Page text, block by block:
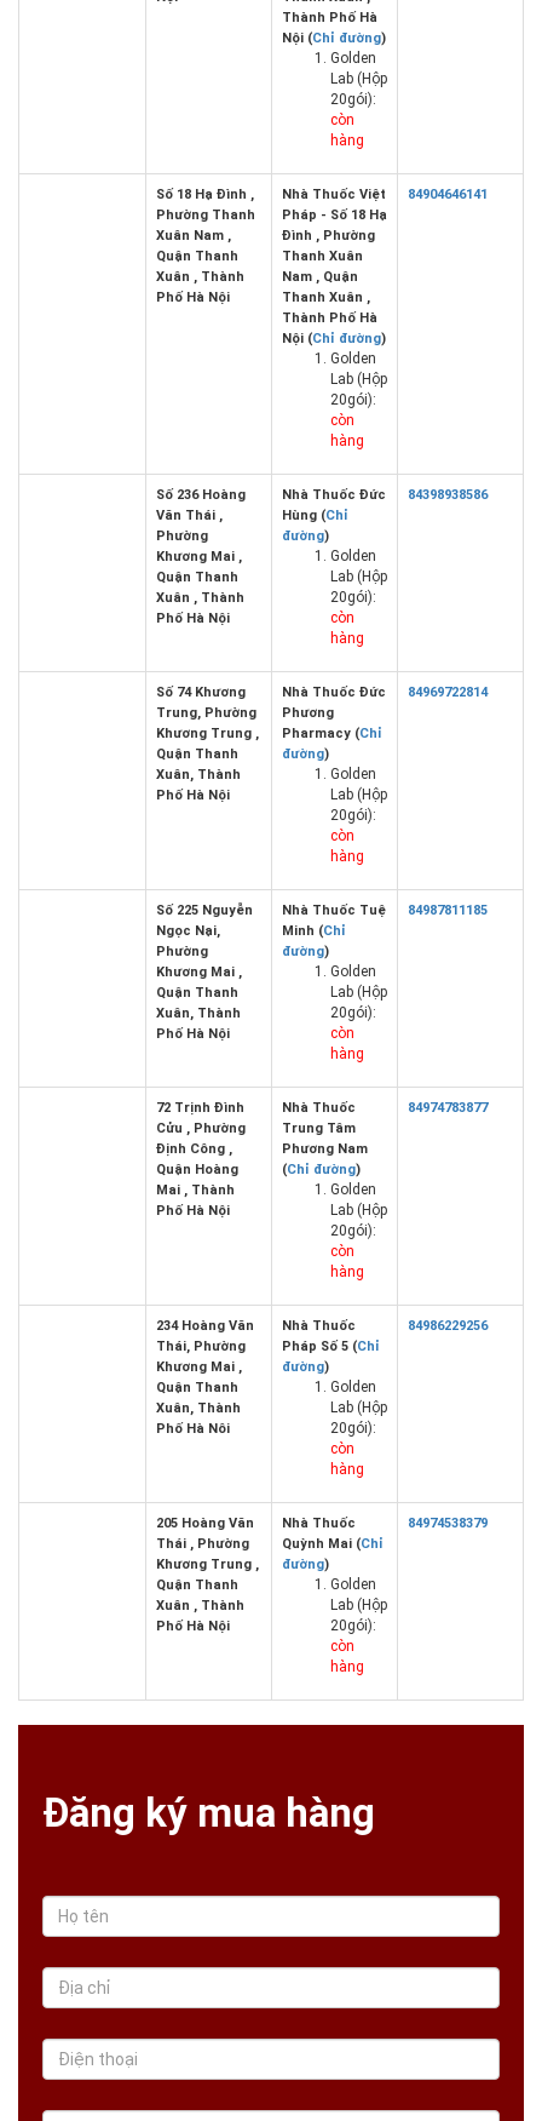
Thành Phố Hà
Nội (Chỉ đường)
Golden
Lab (Hộp
20gói):
còn
hàng
Số 18 Hạ Đình ,
Phường Thanh
Xuân Nam ,
Quận Thanh
Xuân , Thành
Phố Hà Nội
Nhà Thuốc Việt
Pháp - Số 18 Hạ
Đình , Phường
Thanh Xuân
Nam , Quận
Thanh Xuân ,
Thành Phố Hà
Nội (Chỉ đường)
Golden
Lab (Hộp
20gói):
còn
hàng
84904646141
Số 236 Hoàng
Văn Thái ,
Phường
Khương Mai ,
Quận Thanh
Xuân , Thành
Phố Hà Nội
Nhà Thuốc Đức
Hùng (Chỉ
đường)
Golden
Lab (Hộp
20gói):
còn
hàng
84398938586
Số 74 Khương
Trung, Phường
Khương Trung ,
Quận Thanh
Xuân, Thành
Phố Hà Nội
Nhà Thuốc Đức
Phương
Pharmacy (Chỉ
đường)
Golden
Lab (Hộp
20gói):
còn
hàng
84969722814
Số 225 Nguyễn
Ngọc Nại,
Phường
Khương Mai ,
Quận Thanh
Xuân, Thành
Phố Hà Nội
Nhà Thuốc Tuệ
Minh (Chỉ
đường)
Golden
Lab (Hộp
20gói):
còn
hàng
84987811185
72 Trịnh Đình
Cửu , Phường
Định Công ,
Quận Hoàng
Mai , Thành
Phố Hà Nội
Nhà Thuốc
Trung Tâm
Phương Nam
(Chỉ đường)
Golden
Lab (Hộp
20gói):
còn
hàng
84974783877
234 Hoàng Văn
Thái, Phường
Khương Mai ,
Quận Thanh
Xuân, Thành
Phố Hà Nôi
Nhà Thuốc
Pháp Số 5 (Chỉ
đường)
Golden
Lab (Hộp
20gói):
còn
hàng
84986229256
205 Hoàng Văn
Thái , Phường
Khương Trung ,
Quận Thanh
Xuân , Thành
Phố Hà Nội
Nhà Thuốc
Quỳnh Mai (Chỉ
đường)
Golden
Lab (Hộp
20gói):
còn
hàng
84974538379
Đăng ký mua hàng